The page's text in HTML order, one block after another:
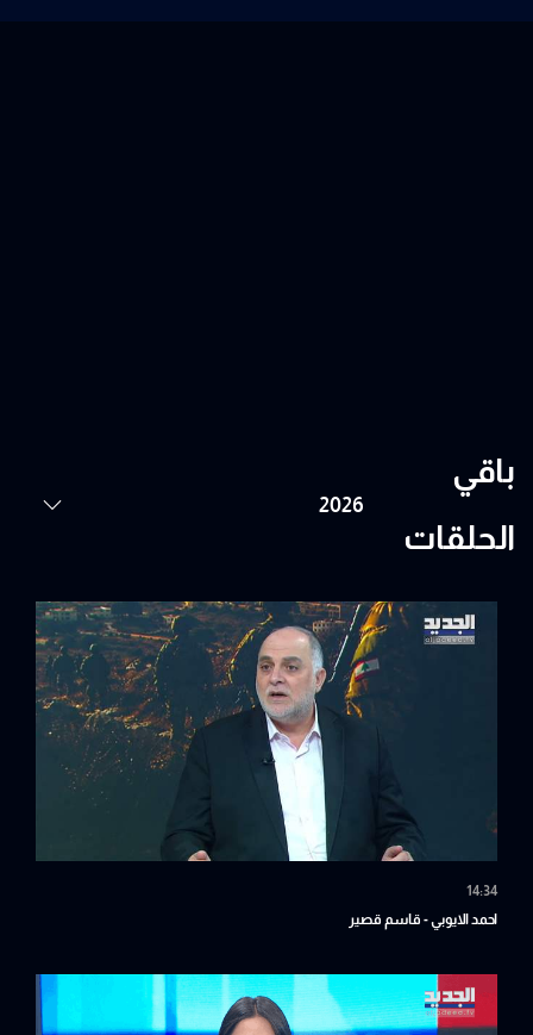
باقي
الحلقات
14:34
احمد الايوبي - قاسم قصير